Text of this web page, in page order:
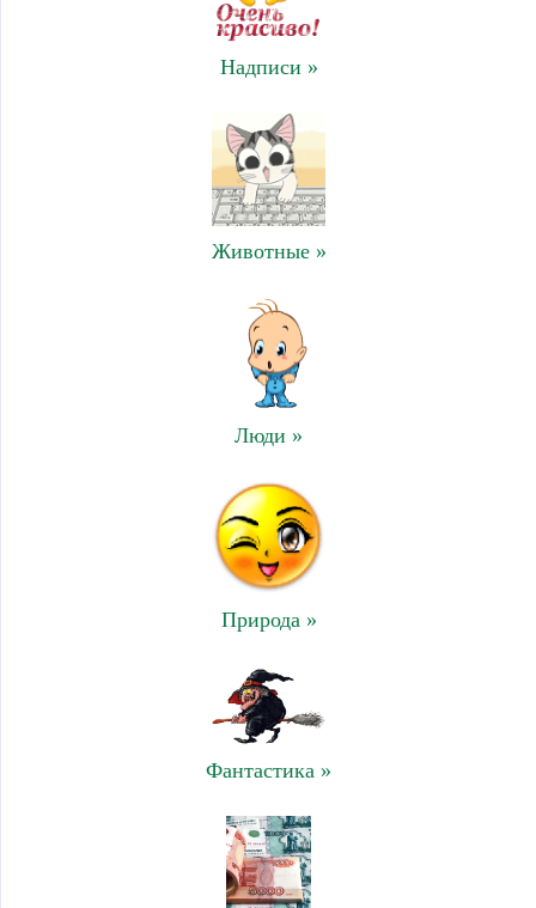
Надписи »
Животные »
Люди »
Природа »
Фантастика »